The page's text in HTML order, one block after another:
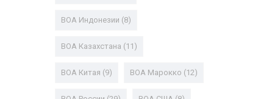
ВОА Индонезии (8)
ВОА Казахстана (11)
ВОА Китая (9) ВОА Марокко (12)